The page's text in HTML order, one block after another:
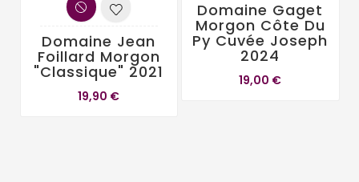
Domaine Jean
Foillard Morgon
"Classique" 2021
19,90 €
Domaine Gaget
Morgon Côte Du
Py Cuvée Joseph
2024
19,00 €